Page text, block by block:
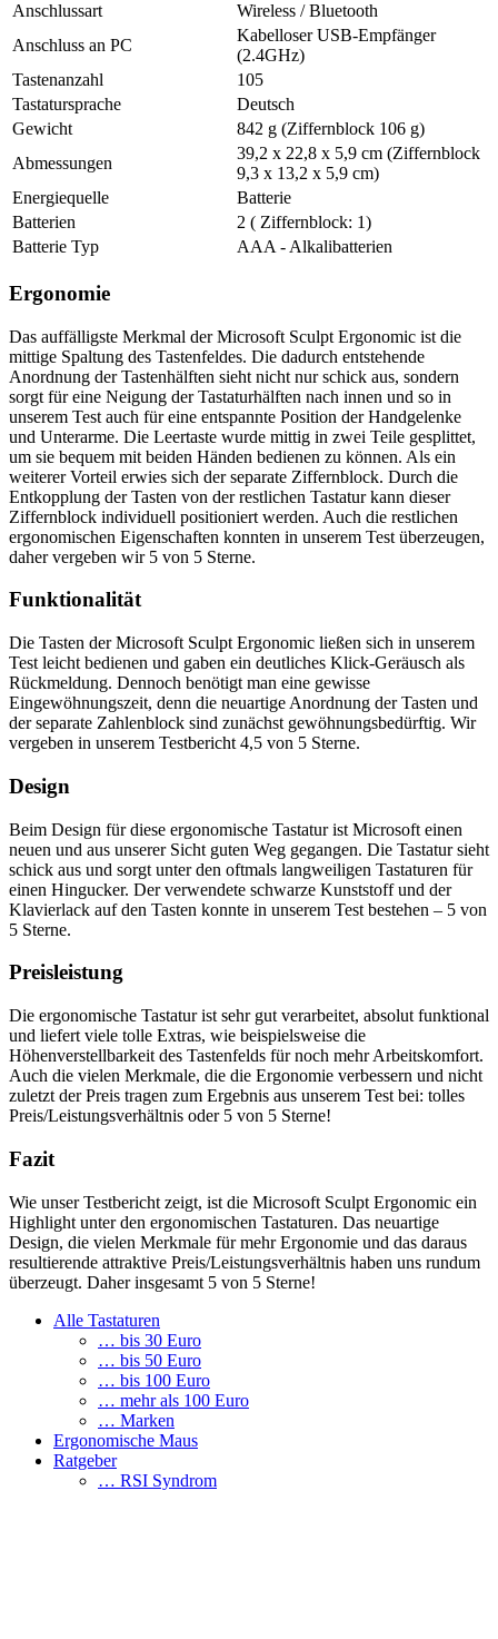
Anschlussart
Wireless / Bluetooth
Anschluss an PC
Kabelloser USB-Empfänger
(2.4GHz)
Tastenanzahl
105
Tastatursprache
Deutsch
Gewicht
842 g (Ziffernblock 106 g)
Abmessungen
39,2 x 22,8 x 5,9 cm (Ziffernblock
9,3 x 13,2 x 5,9 cm)
Energiequelle
Batterie
Batterien
2 ( Ziffernblock: 1)
Batterie Typ
AAA - Alkalibatterien
Ergonomie
Das auffälligste Merkmal der Microsoft Sculpt Ergonomic ist die
mittige Spaltung des Tastenfeldes. Die dadurch entstehende
Anordnung der Tastenhälften sieht nicht nur schick aus, sondern
sorgt für eine Neigung der Tastaturhälften nach innen und so in
unserem Test auch für eine entspannte Position der Handgelenke
und Unterarme. Die Leertaste wurde mittig in zwei Teile gesplittet,
um sie bequem mit beiden Händen bedienen zu können. Als ein
weiterer Vorteil erwies sich der separate Ziffernblock. Durch die
Entkopplung der Tasten von der restlichen Tastatur kann dieser
Ziffernblock individuell positioniert werden. Auch die restlichen
ergonomischen Eigenschaften konnten in unserem Test überzeugen,
daher vergeben wir 5 von 5 Sterne.
Funktionalität
Die Tasten der Microsoft Sculpt Ergonomic ließen sich in unserem
Test leicht bedienen und gaben ein deutliches Klick-Geräusch als
Rückmeldung. Dennoch benötigt man eine gewisse
Eingewöhnungszeit, denn die neuartige Anordnung der Tasten und
der separate Zahlenblock sind zunächst gewöhnungsbedürftig. Wir
vergeben in unserem Testbericht 4,5 von 5 Sterne.
Design
Beim Design für diese ergonomische Tastatur ist Microsoft einen
neuen und aus unserer Sicht guten Weg gegangen. Die Tastatur sieht
schick aus und sorgt unter den oftmals langweiligen Tastaturen für
einen Hingucker. Der verwendete schwarze Kunststoff und der
Klavierlack auf den Tasten konnte in unserem Test bestehen – 5 von
5 Sterne.
Preisleistung
Die ergonomische Tastatur ist sehr gut verarbeitet, absolut funktional
und liefert viele tolle Extras, wie beispielsweise die
Höhenverstellbarkeit des Tastenfelds für noch mehr Arbeitskomfort.
Auch die vielen Merkmale, die die Ergonomie verbessern und nicht
zuletzt der Preis tragen zum Ergebnis aus unserem Test bei: tolles
Preis/Leistungsverhältnis oder 5 von 5 Sterne!
Fazit
Wie unser Testbericht zeigt, ist die Microsoft Sculpt Ergonomic ein
Highlight unter den ergonomischen Tastaturen. Das neuartige
Design, die vielen Merkmale für mehr Ergonomie und das daraus
resultierende attraktive Preis/Leistungsverhältnis haben uns rundum
überzeugt. Daher insgesamt 5 von 5 Sterne!
Alle Tastaturen
… bis 30 Euro
… bis 50 Euro
… bis 100 Euro
… mehr als 100 Euro
… Marken
Ergonomische Maus
Ratgeber
… RSI Syndrom